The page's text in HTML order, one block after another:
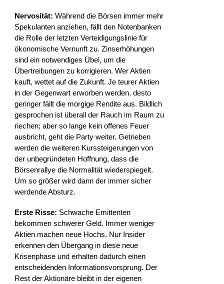
Nervosität: Während die Börsen immer mehr
Spekulanten anziehen, fällt den Notenbanken
die Rolle der letzten Verteidigungslinie für
ökonomische Vernunft zu. Zinserhöhungen
sind ein notwendiges Übel, um die
Übertreibungen zu korrigieren. Wer Aktien
kauft, wettet auf die Zukunft. Je teurer Aktien
in der Gegenwart erworben werden, desto
geringer fällt die morgige Rendite aus. Bildlich
gesprochen ist überall der Rauch im Raum zu
riechen; aber so lange kein offenes Feuer
ausbricht, geht die Party weiter. Getrieben
werden die weiteren Kurssteigerungen von
der unbegründeten Hoffnung, dass die
Börsenrallye die Normalität wiederspiegelt.
Um so größer wird dann der immer sicher
werdende Absturz.
Erste Risse: Schwache Emittenten
bekommen schwerer Geld. Immer weniger
Aktien machen neue Hochs. Nur Insider
erkennen den Übergang in diese neue
Krisenphase und erhalten dadurch einen
entscheidenden Informationsvorsprung. Der
Rest der Aktionäre bleibt in der eigenen